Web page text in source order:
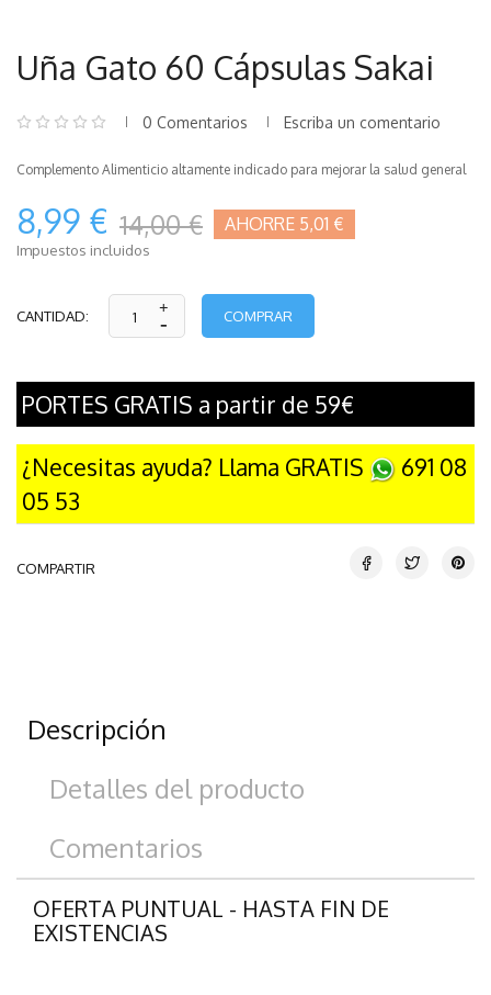
Uña Gato 60 Cápsulas Sakai
0 Comentarios Escriba un comentario
Complemento Alimenticio altamente indicado para mejorar la salud general
8,99 € 14,00 € AHORRE 5,01 €
Impuestos incluidos
CANTIDAD: COMPRAR
PORTES GRATIS a partir de 59€
¿Necesitas ayuda? Llama GRATIS
691 08
05 53
COMPARTIR
Descripción
Detalles del producto
Comentarios
OFERTA PUNTUAL - HASTA FIN DE
EXISTENCIAS